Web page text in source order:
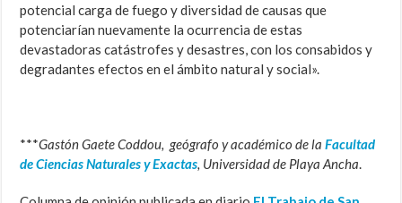
potencial carga de fuego y diversidad de causas que
potenciarían nuevamente la ocurrencia de estas
devastadoras catástrofes y desastres, con los consabidos y
degradantes efectos en el ámbito natural y social».
***Gastón Gaete Coddou, geógrafo y académico de la Facultad
de Ciencias Naturales y Exactas, Universidad de Playa Ancha.